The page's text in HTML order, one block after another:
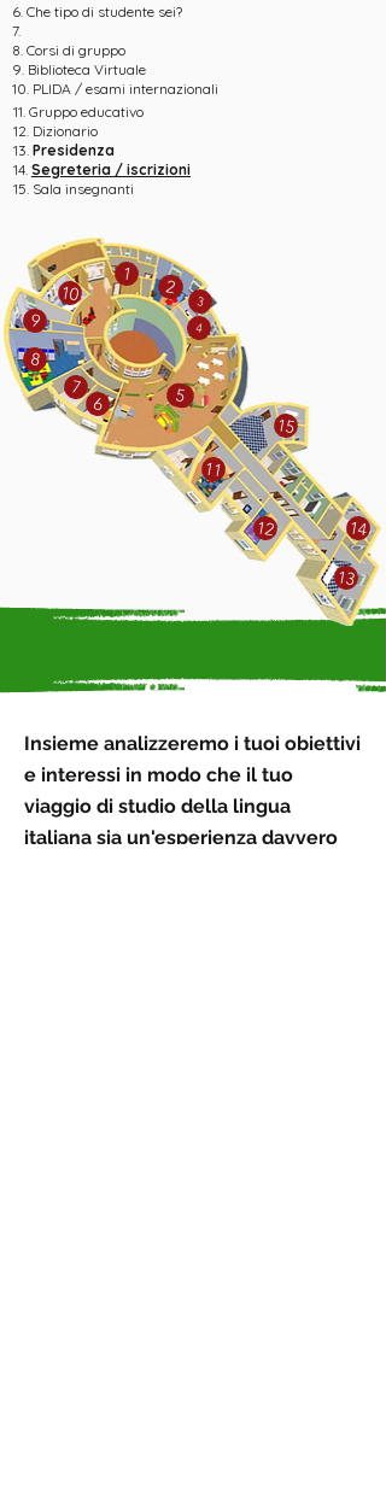
6. Che tipo di studente sei?
7.
8. Corsi di gruppo
9. Biblioteca Virtuale
10. PLIDA / esami internazionali
11. Gruppo educativo
12. Dizionario
13. Presidenza
14. Segreteria / iscrizioni
15. Sala insegnanti
1
3
4
2
5
9
6
7
8
10
11
15
12 14
13
Scrivici!
Insieme analizzeremo i tuoi obiettivi
e interessi in modo che il tuo
viaggio di studio della lingua
italiana sia un'esperienza davvero